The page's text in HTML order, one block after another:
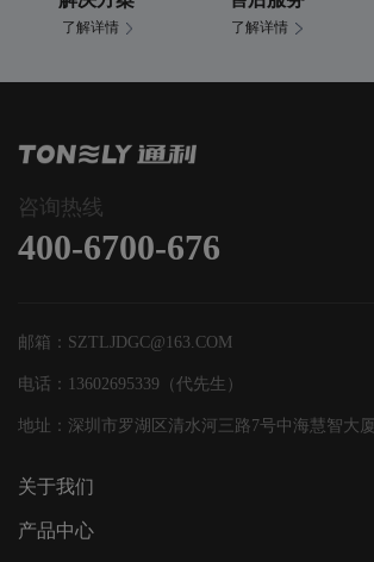
了解详情 了解详情
关于我们
产品中心
咨询热线
400-6700-676
邮箱：SZTLJDGC@163.COM
电话：13602695339（代先生）
地址：深圳市罗湖区清水河三路7号中海慧智大